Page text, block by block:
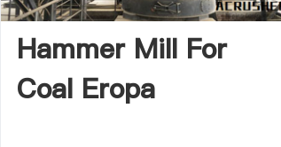
Hammer Mill For
Coal Eropa